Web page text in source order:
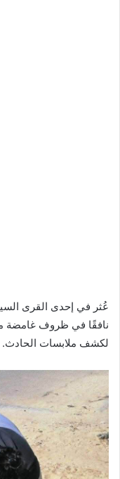
نافقًا في ظروف غامضة
لكشف ملابسات الحادث.